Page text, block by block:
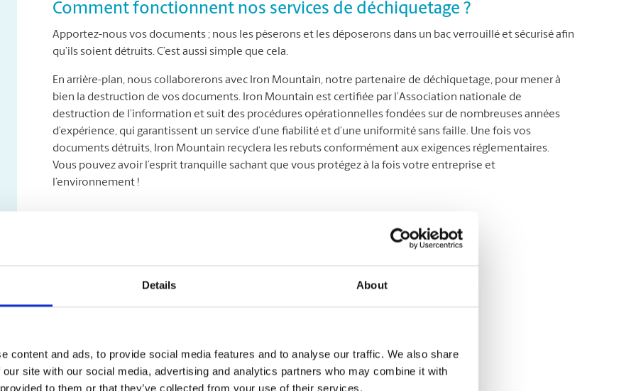
Details About
content and ads, to provide social media features and to analyse our traffic. We also share
site with our social media, advertising and analytics partners who may combine it with
to them or that they’ve collected from your use of their services.
Comment fonctionnent nos services de déchiquetage ?
Apportez-nous vos documents ; nous les pèserons et les déposerons dans un bac verrouillé et sécurisé afin
qu’ils soient détruits. C’est aussi simple que cela.
En arrière-plan, nous collaborerons avec Iron Mountain, notre partenaire de déchiquetage, pour mener à
bien la destruction de vos documents. Iron Mountain est certifiée par l’Association nationale de
destruction de l’information et suit des procédures opérationnelles fondées sur de nombreuses années
d’expérience, qui garantissent un service d’une fiabilité et d’une uniformité sans faille. Une fois vos
documents détruits, Iron Mountain recyclera les rebuts conformément aux exigences réglementaires.
Vous pouvez avoir l’esprit tranquille sachant que vous protégez à la fois votre entreprise et
l’environnement !